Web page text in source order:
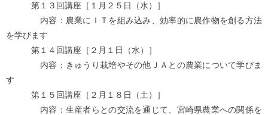
第１３回講座［１月２５日（水）］
内容：農業にＩＴを組み込み、効率的に農作物を創る方法
を学びます
第１４回講座［２月１日（水）］
内容：きゅうり栽培やその他ＪＡとの農業について学びま
す
第１５回講座［２月１８日（土）］
内容：生産者らとの交流を通じて、宮崎県農業への関係を